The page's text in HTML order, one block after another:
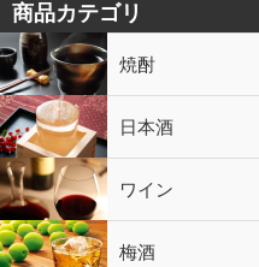
商品カテゴリ
焼酎
芋焼酎
かめ壷入り焼酎
黒糖焼酎
米焼酎
麦焼酎
そば焼酎
泡盛
とうもろこし焼酎
ギフトコーナー
セットコーナー
益々繁盛
鹿児島限定 日本酒
日本酒
スパークリング
ギフト ワイン
赤ワイン
白ワイン
ロゼワイン
スパークリング
シャンパン 梅酒